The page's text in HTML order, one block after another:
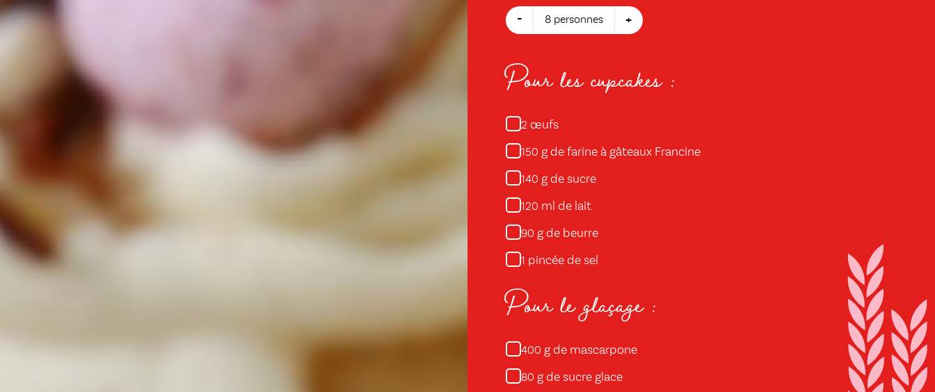
- 8 personnes +
Pour les cupcakes :
2 œufs
150 g de farine à gâteaux Francine
140 g de sucre
120 ml de lait
90 g de beurre
1 pincée de sel
Pour le glaçage :
400 g de mascarpone
80 g de sucre glace